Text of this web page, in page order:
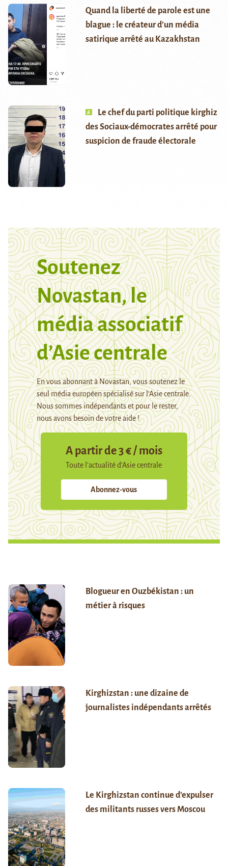
Quand la liberté de parole est une
blague : le créateur d’un média
satirique arrêté au Kazakhstan
Le chef du parti politique kirghiz
des Sociaux-démocrates arrêté pour
suspicion de fraude électorale
Soutenez
Novastan, le
média associatif
d’Asie centrale
En vous abonnant à Novastan, vous soutenez le
seul média européen spécialisé sur l’Asie centrale.
Nous sommes indépendants et pour le rester,
nous avons besoin de votre aide !
A partir de 3 € / mois
Toute l’actualité d’Asie centrale
Abonnez-vous
Blogueur en Ouzbékistan : un
métier à risques
Kirghizstan : une dizaine de
journalistes indépendants arrêtés
Le Kirghizstan continue d’expulser
des militants russes vers Moscou